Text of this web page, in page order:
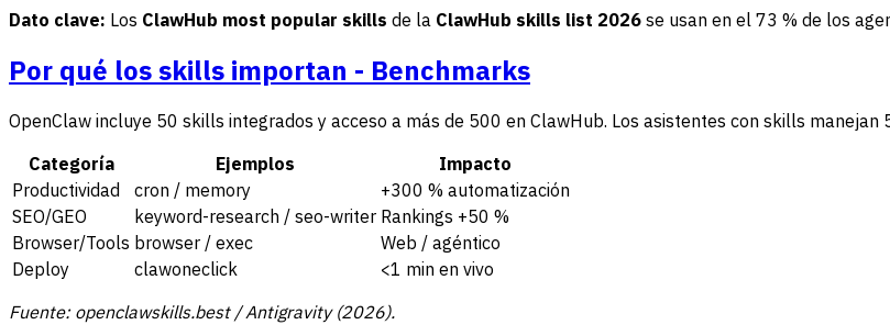
Dato clave: Los ClawHub most popular skills de la ClawHub skills list 2026 se usan en el 73 % de los
Por qué los skills importan - Benchmarks
OpenClaw incluye 50 skills integrados y acceso a más de 500 en ClawHub. Los asistentes con skills
Categoría
Ejemplos
Impacto
Productividad
cron / memory
+300 % automatización
SEO/GEO
keyword-research / seo-writer Rankings +50 %
Browser/Tools browser / exec
Web / agéntico
Deploy
clawoneclick
<1 min en vivo
Fuente: openclawskills.best / Antigravity (2026).